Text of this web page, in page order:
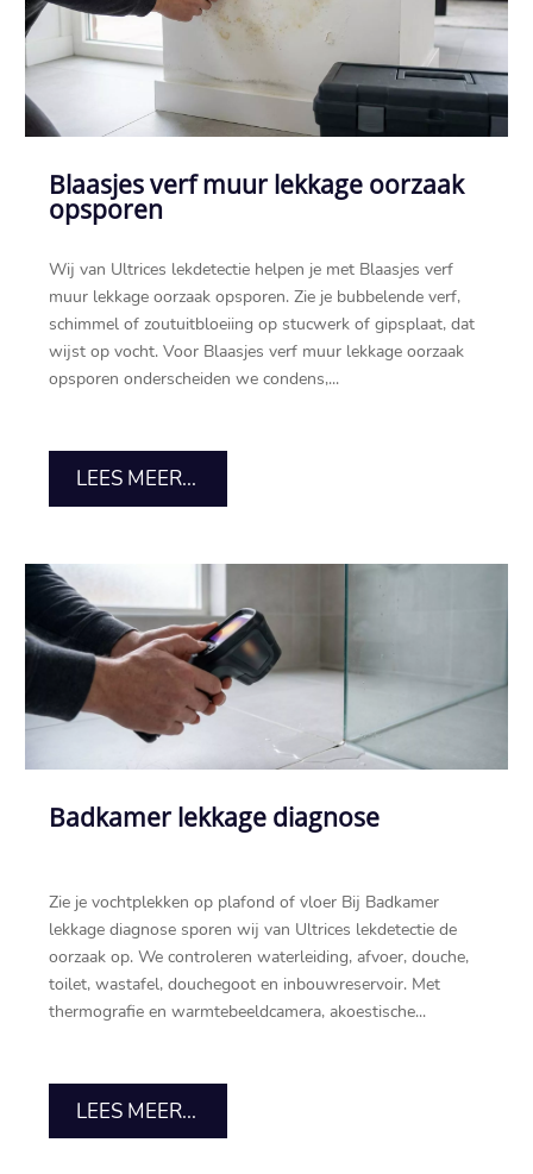
Blaasjes verf muur lekkage oorzaak
opsporen
Wij van Ultrices lekdetectie helpen je met Blaasjes verf
muur lekkage oorzaak opsporen.​ Zie je bubbelende verf,
schimmel of zoutuitbloeiing op stucwerk of gipsplaat, dat
wijst op vocht.​ Voor Blaasjes verf muur lekkage oorzaak
opsporen onderscheiden we condens,...
LEES MEER...
Badkamer lekkage diagnose
Zie je vochtplekken op plafond of vloer Bij Badkamer
lekkage diagnose sporen wij van Ultrices lekdetectie de
oorzaak op.​ We controleren waterleiding, afvoer, douche,
toilet, wastafel, douchegoot en inbouwreservoir.​ Met
thermografie en warmtebeeldcamera, akoestische...
LEES MEER...